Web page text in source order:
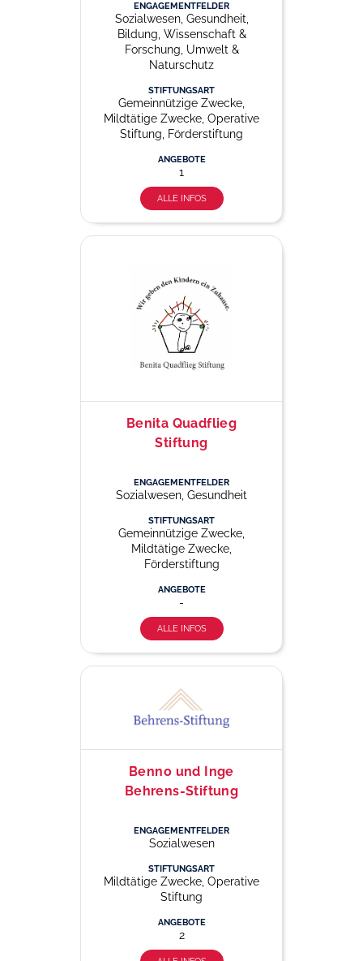
ENGAGEMENTFELDER
Sozialwesen, Gesundheit,
Bildung, Wissenschaft &
Forschung, Umwelt &
Naturschutz
STIFTUNGSART
Gemeinnützige Zwecke,
Mildtätige Zwecke, Operative
Stiftung, Förderstiftung
ANGEBOTE
1
ALLE INFOS
Benita Quadflieg
Stiftung
ENGAGEMENTFELDER
Sozialwesen, Gesundheit
STIFTUNGSART
Gemeinnützige Zwecke,
Mildtätige Zwecke,
Förderstiftung
ANGEBOTE
-
ALLE INFOS
Benno und Inge
Behrens-Stiftung
ENGAGEMENTFELDER
Sozialwesen
STIFTUNGSART
Mildtätige Zwecke, Operative
Stiftung
ANGEBOTE
2